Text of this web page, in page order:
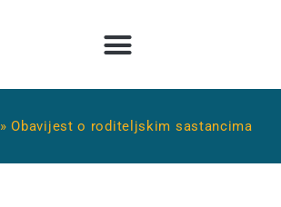
»Obavijest o roditeljskim sastancima